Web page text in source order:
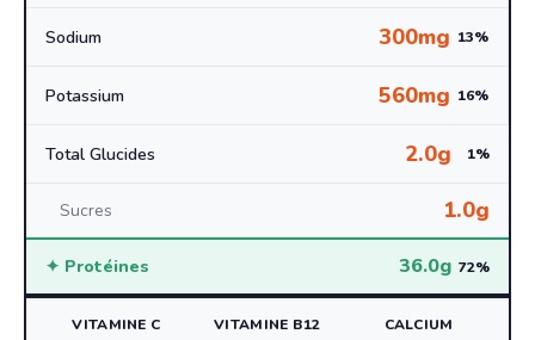
Sodium 300mg 13%
Potassium 560mg 16%
Total Glucides 2.0g 1%
Sucres 1.0g
✦ Protéines 36.0g 72%
VITAMINE C VITAMINE B12 CALCIUM